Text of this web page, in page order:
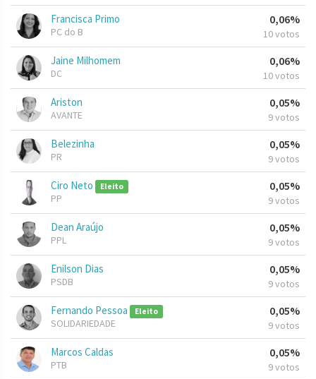
Francisca Primo
PC do B
0,06%
10 votos
Jaine Milhomem
DC
0,06%
10 votos
Ariston
AVANTE
0,05%
9 votos
Belezinha
PR
0,05%
9 votos
Ciro Neto Eleito
PP
0,05%
9 votos
Dean Araújo
PPL
0,05%
9 votos
Enilson Dias
PSDB
0,05%
9 votos
Fernando Pessoa Eleito
SOLIDARIEDADE
0,05%
9 votos
Marcos Caldas
PTB
0,05%
9 votos